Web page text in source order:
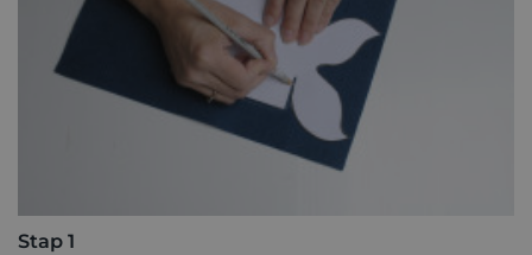
Stap 1